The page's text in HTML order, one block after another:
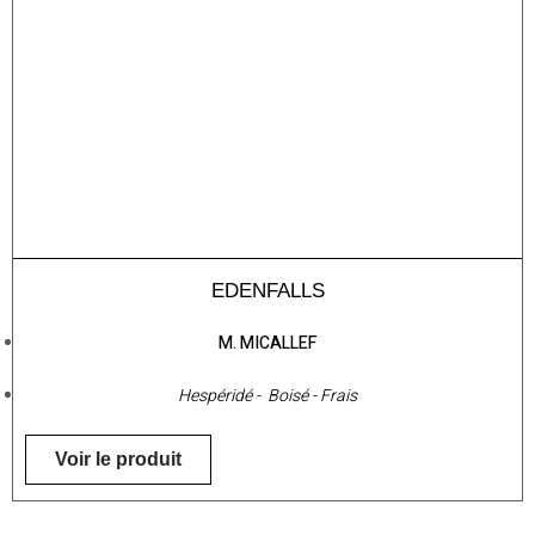
EDENFALLS
M. MICALLEF
Hespéridé - Boisé - Frais
Voir le produit